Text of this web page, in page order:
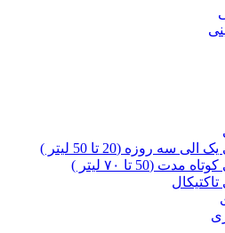
سه روزه (20 تا 50 لیتر )
(50 تا ۷۰ لیتر )